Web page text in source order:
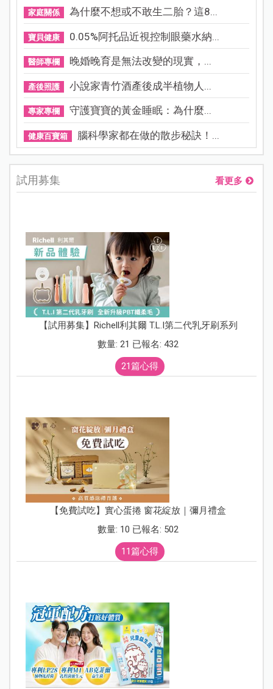
家庭關係 為什麼不想或不敢生二胎？這8...
寶貝健康 0.05%阿托品近視控制眼藥水納...
醫師專欄 晚婚晚育是無法改變的現實，...
產後照護 小說家青竹酒產後成半植物人...
專家專欄 守護寶寶的黃金睡眠：為什麼...
健康百寶箱 腦科學家都在做的散步秘訣！...
試用募集 看更多
【試用募集】Richell利其爾 T.L.I第二代乳牙刷系列
數量: 21 已報名: 432
21篇心得
【免費試吃】實心蛋捲 窗花綻放｜彌月禮盒
數量: 10 已報名: 502
11篇心得